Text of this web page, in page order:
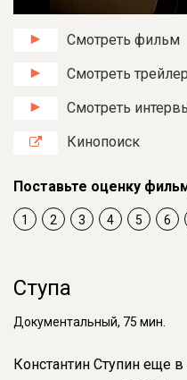
Смотреть фильм
Смотреть трейлер
Смотреть
Кинопоиск
Поставьте оценку
1 2 3 4 5 6
Ступа
Документальный, 75 мин.
Константин Ступин еще